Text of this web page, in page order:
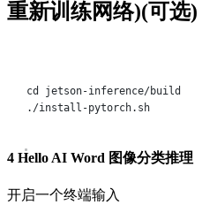
重新训练网络)(可选)
cd
jetson-inference/build
./install-pytorch.sh
4 Hello AI Word 图像分类推理
开启一个终端输入